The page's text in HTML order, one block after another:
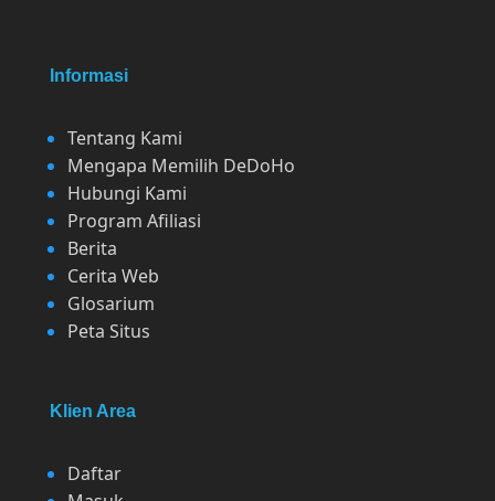
Informasi
Tentang Kami
Mengapa Memilih DeDoHo
Hubungi Kami
Program Afiliasi
Berita
Cerita Web
Glosarium
Peta Situs
Klien Area
Daftar